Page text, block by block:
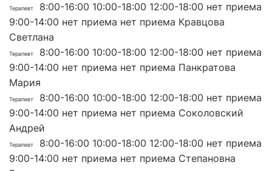
Терапевт
8:00-16:00 10:00-18:00 12:00-18:00 нет приема
9:00-14:00 нет приема нет приема Кравцова
Светлана
Терапевт
8:00-16:00 10:00-18:00 12:00-18:00 нет приема
9:00-14:00 нет приема нет приема Панкратова
Мария
Терапевт
8:00-16:00 10:00-18:00 12:00-18:00 нет приема
9:00-14:00 нет приема нет приема Соколовский
Андрей
Терапевт
8:00-16:00 10:00-18:00 12:00-18:00 нет приема
9:00-14:00 нет приема нет приема Степановна